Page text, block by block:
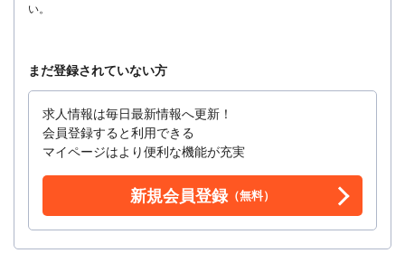
い。
まだ登録されていない方
求人情報は毎日最新情報へ更新！
会員登録すると利用できる
マイページはより便利な機能が充実
新規会員登録（無料）